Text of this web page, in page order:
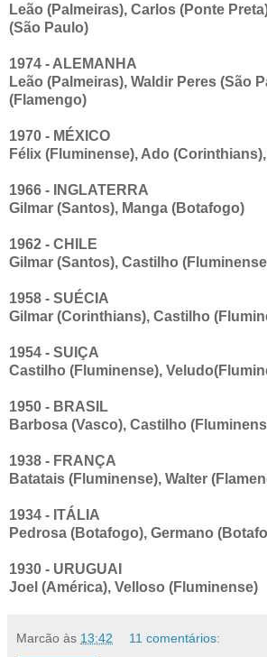
Leão (Palmeiras), Carlos (Ponte
(São Paulo)
1974 - ALEMANHA
Leão (Palmeiras), Waldir Peres (São
(Flamengo)
1970 - MÉXICO
Félix (Fluminense), Ado
1966 - INGLATERRA
Gilmar (Santos), Manga (Botafogo)
1962 - CHILE
Gilmar (Santos), Castilho
1958 - SUÉCIA
Gilmar (Corinthians), Castilho
1954 - SUIÇA
Castilho (Fluminense),
1950 - BRASIL
Barbosa (Vasco), Castilho
1938 - FRANÇA
Batatais (Fluminense), Walter
1934 - ITÁLIA
Pedrosa (Botafogo), Germano
1930 - URUGUAI
Joel (América), Velloso (Fluminense)
Marcão às 13:42 11 comentários: